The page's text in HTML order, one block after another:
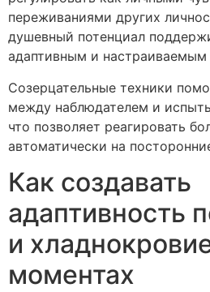
переживаниями других
душевный потенциал
адаптивным и настраиваемым
Созерцательные техники
между наблюдателем и
что позволяет реагировать
автоматически на
Как создавать
адаптивность
и
моментах